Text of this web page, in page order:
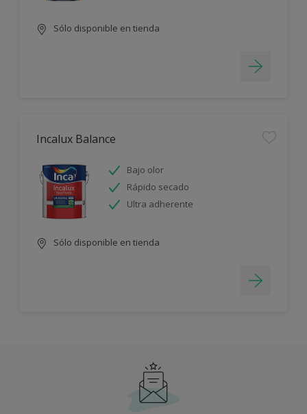
Sólo disponible en tienda
Incalux Balance
Bajo olor
Rápido secado
Ultra adherente
Sólo disponible en tienda